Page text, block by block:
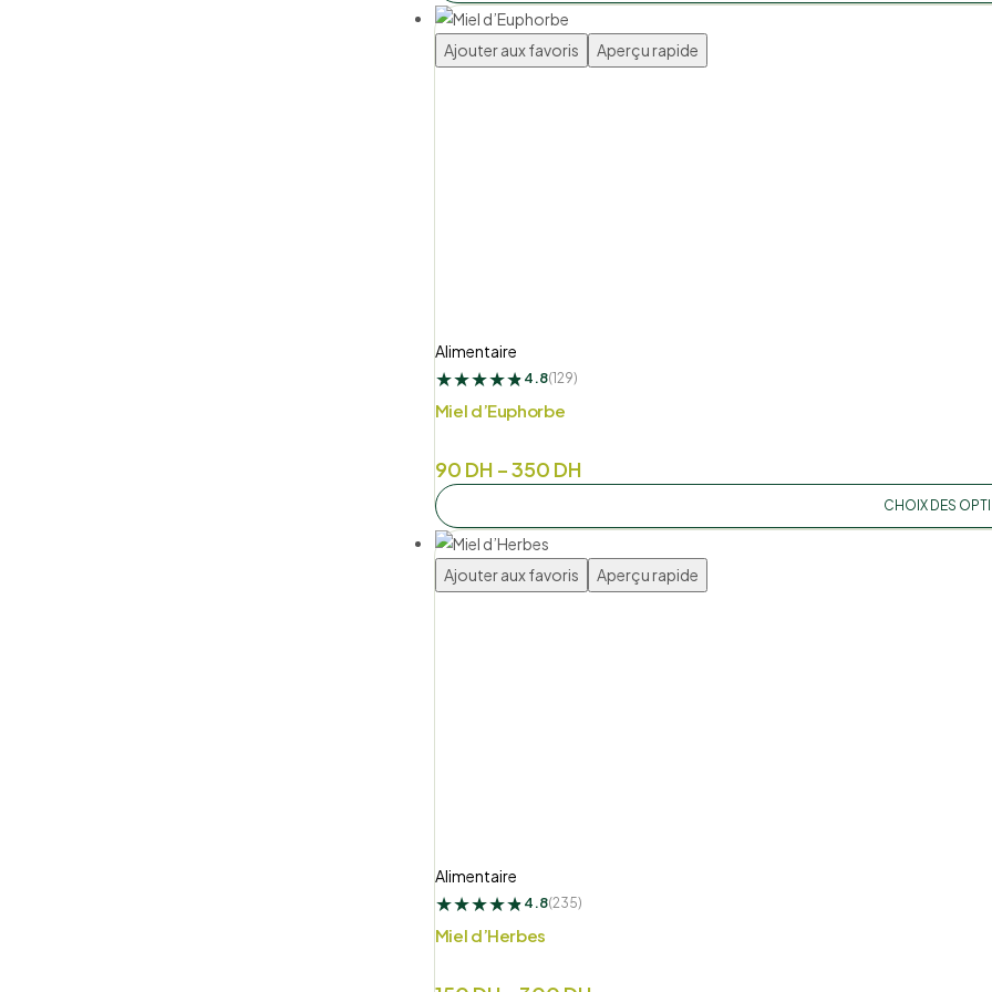
était :
620 DH.
est :
399 DH.
Ajouter aux favoris Aperçu rapide
Alimentaire
★★★★★
★4.8(129)
Miel d’Euphorbe
90 DH –350 DH
Plage
de
prix :
90 DH
à
CHOIX DES
Ajouter aux favoris Aperçu rapide
Alimentaire
★★★★★
★4.8(235)
Miel d’Herbes